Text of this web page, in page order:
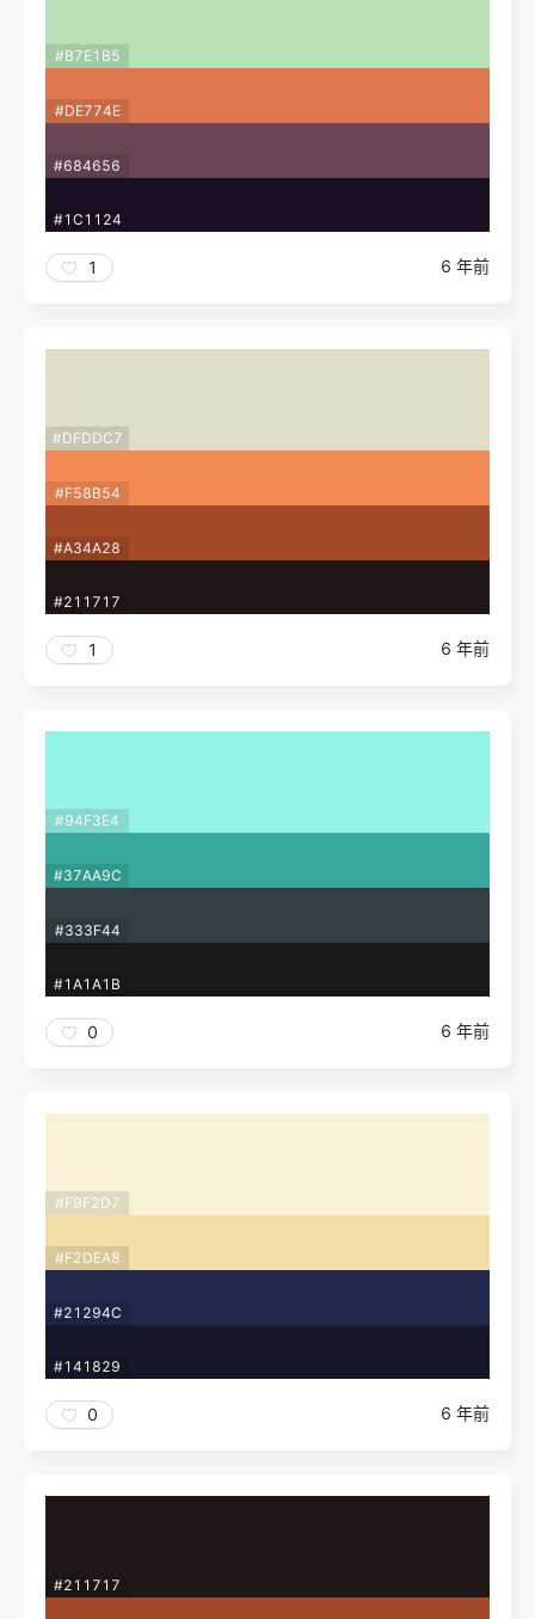
#B7E1B5
#DE774E
#684656
#1C1124
1 6 年前
#DFDDC7
#F58B54
#A34A28
#211717
1 6 年前
#94F3E4
#37AA9C
#333F44
#1A1A1B
0 6 年前
#F9F2D7
#F2DEA8
#21294C
#141829
0 6 年前
#211717